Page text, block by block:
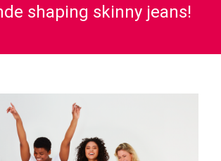
shaping skinny jeans!